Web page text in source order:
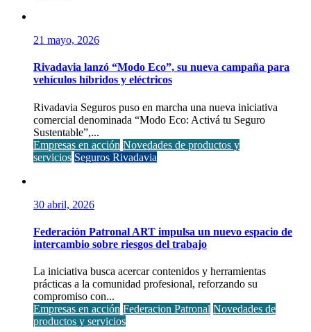
21 mayo, 2026
Rivadavia lanzó “Modo Eco”, su nueva campaña para
vehículos híbridos y eléctricos
Rivadavia Seguros puso en marcha una nueva iniciativa
comercial denominada “Modo Eco: Activá tu Seguro
Sustentable”,...
Empresas en acción Novedades de productos y
servicios Seguros Rivadavia
30 abril, 2026
Federación Patronal ART impulsa un nuevo espacio de
intercambio sobre riesgos del trabajo
La iniciativa busca acercar contenidos y herramientas
prácticas a la comunidad profesional, reforzando su
compromiso con...
Empresas en acción Federacion Patronal Novedades de
productos y servicios